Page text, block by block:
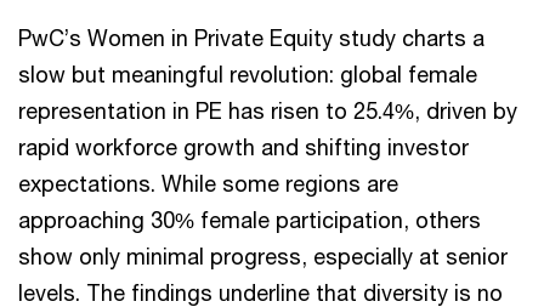
PwC’s Women in Private Equity study charts a
slow but meaningful revolution: global female
representation in PE has risen to 25.4%, driven by
rapid workforce growth and shifting investor
expectations. While some regions are
approaching 30% female participation, others
show only minimal progress, especially at senior
levels. The findings underline that diversity is no